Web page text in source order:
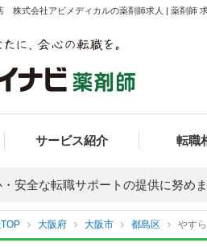
式会社アビメディカルの薬剤師求人 | 薬剤師 求
サービス紹介 転職
安全な転職サポートの提供に努めま
大阪府 大阪市 都島区 やす